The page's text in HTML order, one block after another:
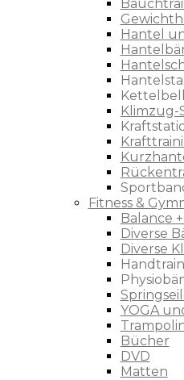
Hantel
Klimzug-
Fitness &
Balance
Diverse
Diverse
YOGA
Bücher
DVD
Matten